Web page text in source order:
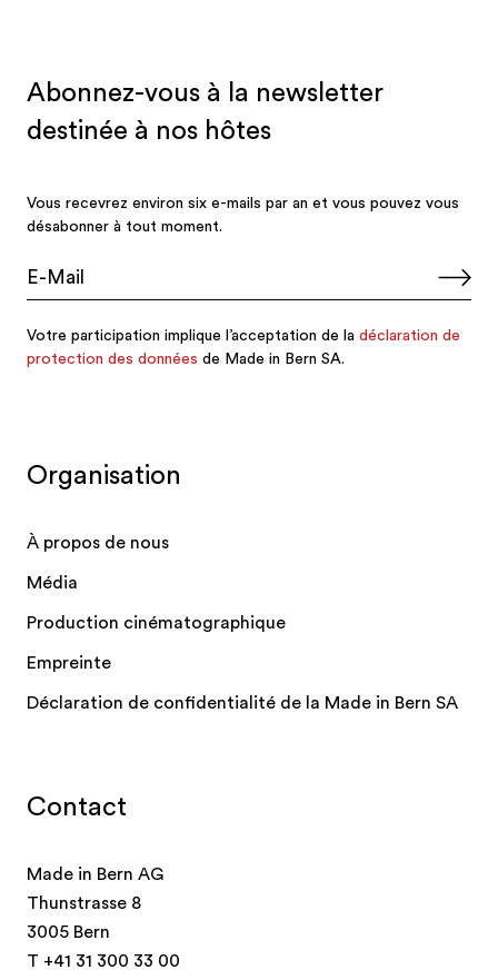
Contact
Made in Bern AG
Thunstrasse 8
3005 Bern
T +41 31 300 33 00
Organisation
À propos de nous
Média
Production cinématographique
Empreinte
Déclaration de confidentialité de la Made in Bern SA